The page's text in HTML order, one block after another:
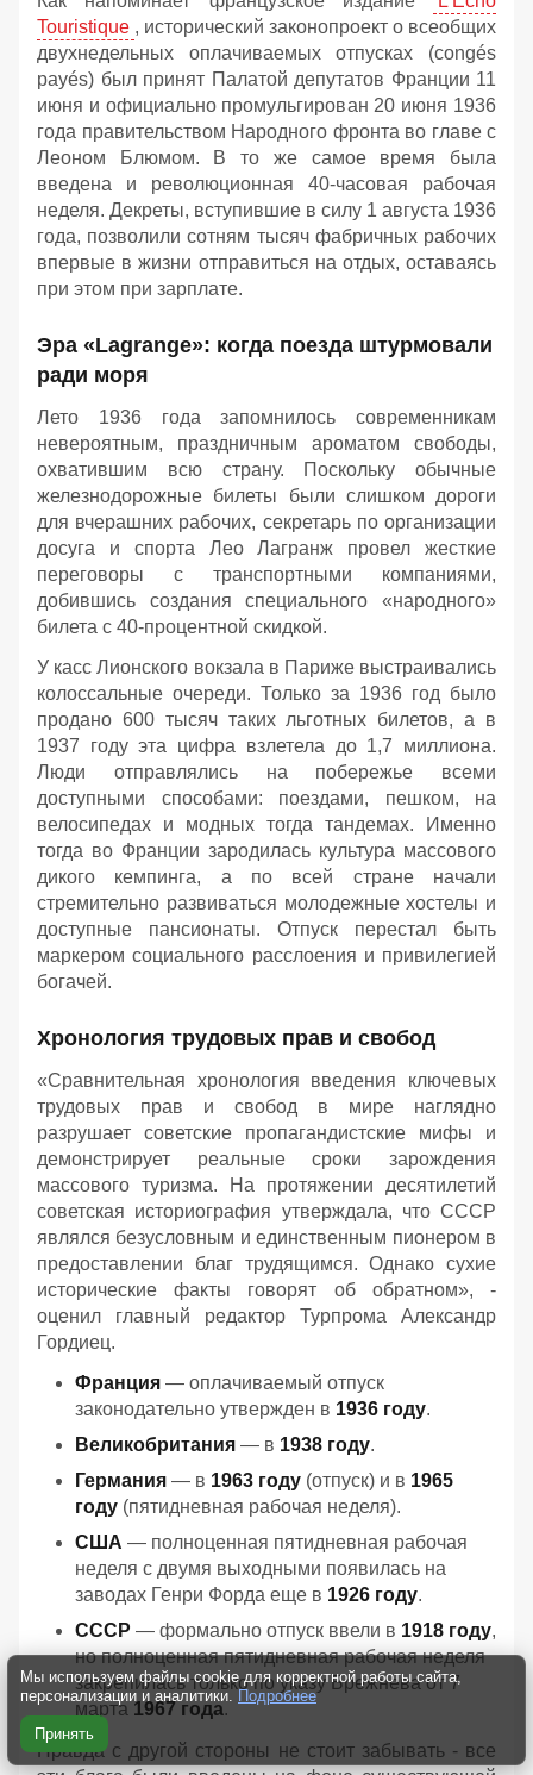
Touristique , исторический законопроект о всеобщих
двухнедельных оплачиваемых отпусках (congés
payés) был принят Палатой депутатов Франции 11
июня и официально промульгирован 20 июня 1936
года правительством Народного фронта во главе с
Леоном Блюмом. В то же самое время была
введена и революционная 40-часовая рабочая
неделя. Декреты, вступившие в силу 1 августа 1936
года, позволили сотням тысяч фабричных рабочих
впервые в жизни отправиться на отдых, оставаясь
при этом при зарплате.
Эра «Lagrange»: когда поезда штурмовали
ради моря
Лето 1936 года запомнилось современникам
невероятным, праздничным ароматом свободы,
охватившим всю страну. Поскольку обычные
железнодорожные билеты были слишком дороги
для вчерашних рабочих, секретарь по организации
досуга и спорта Лео Лагранж провел жесткие
переговоры с транспортными компаниями,
добившись создания специального «народного»
билета с 40-процентной скидкой.
У касс Лионского вокзала в Париже выстраивались
колоссальные очереди. Только за 1936 год было
продано 600 тысяч таких льготных билетов, а в
1937 году эта цифра взлетела до 1,7 миллиона.
Люди отправлялись на побережье всеми
доступными способами: поездами, пешком, на
велосипедах и модных тогда тандемах. Именно
тогда во Франции зародилась культура массового
дикого кемпинга, а по всей стране начали
стремительно развиваться молодежные хостелы и
доступные пансионаты. Отпуск перестал быть
маркером социального расслоения и привилегией
богачей.
Хронология трудовых прав и свобод
«Сравнительная хронология введения ключевых
трудовых прав и свобод в мире наглядно
разрушает советские пропагандистские мифы и
демонстрирует реальные сроки зарождения
массового туризма. На протяжении десятилетий
советская историография утверждала, что СССР
являлся безусловным и единственным пионером в
предоставлении благ трудящимся. Однако сухие
исторические факты говорят об обратном», -
оценил главный редактор Турпрома Александр
Гордиец.
Франция — оплачиваемый отпуск
законодательно утвержден в 1936 году.
Великобритания — в 1938 году.
Германия — в 1963 году (отпуск) и в 1965
году (пятидневная рабочая неделя).
США — полноценная пятидневная рабочая
неделя с двумя выходными появилась на
заводах Генри Форда еще в 1926 году.
СССР — формально отпуск ввели в 1918 году,
но полноценная пятидневная рабочая неделя
закрепилась только по указу Брежнева от 7
марта 1967 года.
Правда с другой стороны не стоит забывать - все
Мы используем файлы cookie для корректной работы сайта,
персонализации и аналитики. Подробнее
Принять